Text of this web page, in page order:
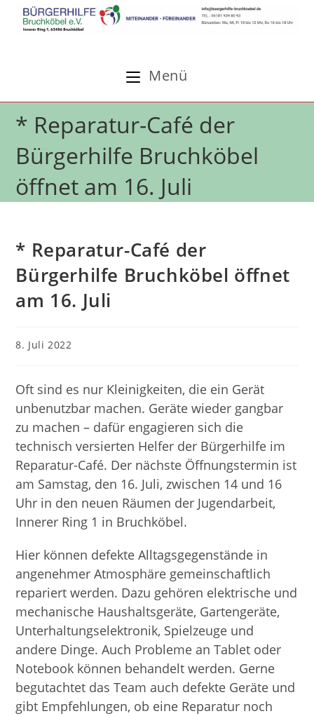
Inhalt
Menü
* Reparatur-Café der
Bürgerhilfe Bruchköbel
öffnet am 16. Juli
* Reparatur-Café der
Bürgerhilfe Bruchköbel öffnet
am 16. Juli
Beitrag
8. Juli 2022
Oft sind es nur Kleinigkeiten, die ein Gerät
unbenutzbar machen. Geräte wieder gangbar
zu machen – dafür engagieren sich die
technisch versierten Helfer der Bürgerhilfe im
Reparatur-Café. Der nächste Öffnungstermin ist
am Samstag, den 16. Juli, zwischen 14 und 16
Uhr in den neuen Räumen der Jugendarbeit,
Innerer Ring 1 in Bruchköbel.
Hier können defekte Alltagsgegenstände in
angenehmer Atmosphäre gemeinschaftlich
repariert werden. Dazu gehören elektrische und
mechanische Haushaltsgeräte, Gartengeräte,
Unterhaltungselektronik, Spielzeuge und
andere Dinge. Auch Probleme an Tablet oder
Notebook können behandelt werden. Gerne
begutachtet das Team auch defekte Geräte und
gibt Empfehlungen, ob eine Reparatur noch